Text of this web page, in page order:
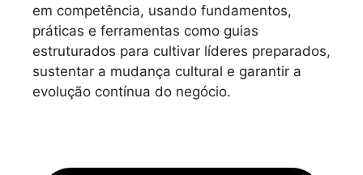
em competência, usando fundamentos,
práticas e ferramentas como guias
estruturados para cultivar líderes preparados,
sustentar a mudança cultural e garantir a
evolução contínua do negócio.